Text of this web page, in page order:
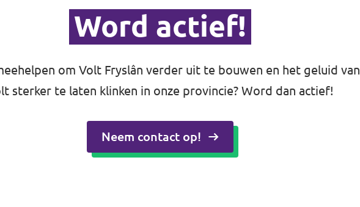
Word actief!
om Volt Fryslân verder uit te bouwen en het geluid van
sterker te laten klinken in onze provincie? Word dan actief!
Neem contact op!